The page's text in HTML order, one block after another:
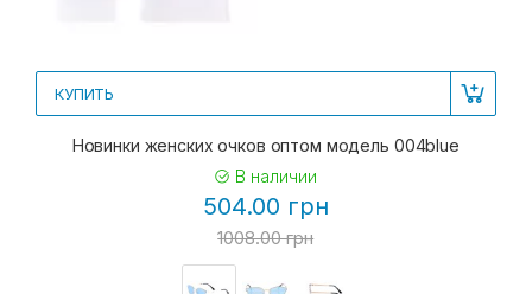
КУПИТЬ
Новинки женских очков оптом модель 004blue
В наличии
504.00 грн
1008.00 грн